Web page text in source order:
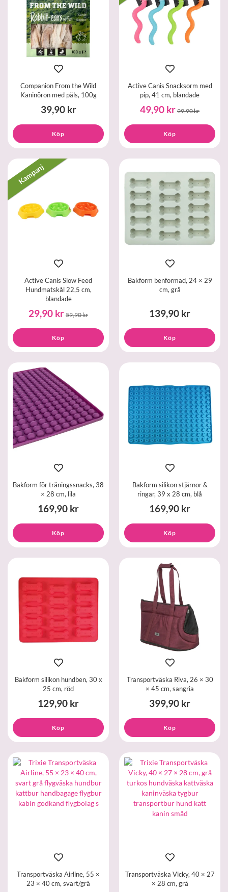
Companion From the Wild
Kaninöron med päls, 100g
39,90 kr
Köp
Active Canis Snacksorm med
pip, 41 cm, blandade
49,90 kr 99,90 kr
Köp
Kampanj
Active Canis Slow Feed
Hundmatskål 22,5 cm,
blandade
29,90 kr 59,90 kr
Köp
Bakform benformad, 24 × 29
cm, grå
139,90 kr
Köp
Bakform för träningssnacks, 38
× 28 cm, lila
169,90 kr
Köp
Bakform silikon stjärnor &
ringar, 39 x 28 cm, blå
169,90 kr
Köp
Bakform silikon hundben, 30 x
25 cm, röd
129,90 kr
Köp
Transportväska Riva, 26 × 30
× 45 cm, sangria
399,90 kr
Köp
Transportväska Airline, 55 ×
23 × 40 cm, svart/grå
Transportväska Vicky, 40 × 27
× 28 cm, grå